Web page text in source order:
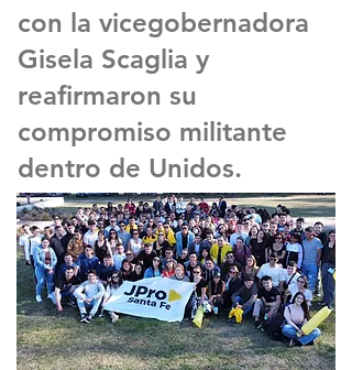
con la vicegobernadora
Gisela Scaglia y
reafirmaron su
compromiso militante
dentro de Unidos.